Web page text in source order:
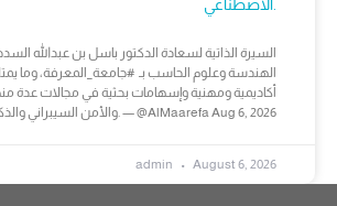
السيرة الذاتية لسعادة الدكتور باسل بن عبدالله
الهندسة وعلوم الحاسب بـ #جامعة_المعرفة، وما
أكاديمية ومهنية وإسهامات بحثية في مجالات عدة
والأمن السيبراني والذكاء الاصطناعي. — @AlMaarefa Aug 6, 2026
admin August 6, 2026